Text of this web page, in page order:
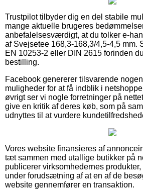
Trustpilot tilbyder dig en del stabile
mange aktuelle brugeres
anbefalelsesværdigt, at du tolker e-
af Svejsetee 168,3-168,3/4,5-4,5 mm.
EN 10253-2 eller DIN 2615 forinden
bestilling.
Facebook genererer tilsvarende
muligheder for at få indblik i
øvrigt ser vi nogle forretninger på
give en kritik af deres køb, som på
udnyttes til at vurdere
Vores website finansieres af
tæt sammen med utallige butikker på
publicerer virksomhedernes
under forudsætning af at en af de
website gennemfører en transaktion.